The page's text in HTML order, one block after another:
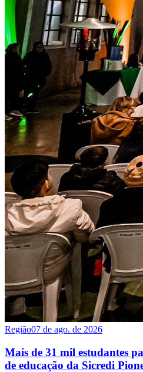
Região07 de ago. de 2026
Mais de 31 mil estudantes
de educação da Sicredi